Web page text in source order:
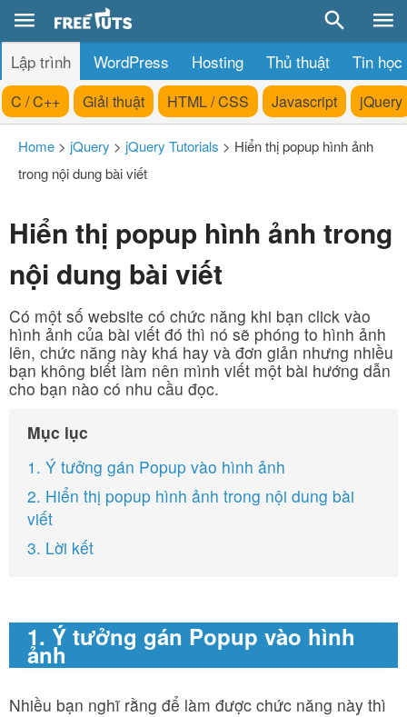
Lập trình WordPress Hosting Thủ thuật Tin học
C / C++ Giải thuật HTML / CSS Javascript jQuery
Home > jQuery > jQuery Tutorials > Hiển thị popup hình ảnh
trong nội dung bài viết
Hiển thị popup hình ảnh trong
nội dung bài viết
Có một số website có chức năng khi bạn click vào
hình ảnh của bài viết đó thì nó sẽ phóng to hình ảnh
lên, chức năng này khá hay và đơn giản nhưng nhiều
bạn không biết làm nên mình viết một bài hướng dẫn
cho bạn nào có nhu cầu đọc.
Mục lục
1. Ý tưởng gán Popup vào hình ảnh
2. Hiển thị popup hình ảnh trong nội dung bài
viết
3. Lời kết
1. Ý tưởng gán Popup vào hình
ảnh
Nhiều bạn nghĩ rằng để làm được chức năng này thì